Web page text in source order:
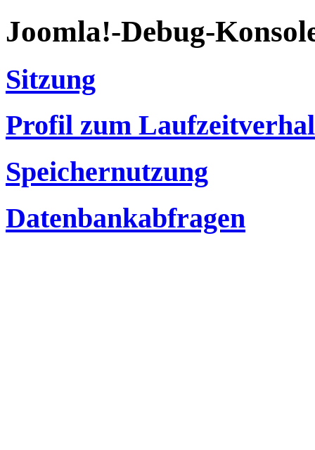
Joomla!-Debug-
Sitzung
Profil zum
Speichernutzung
Datenbankabfragen